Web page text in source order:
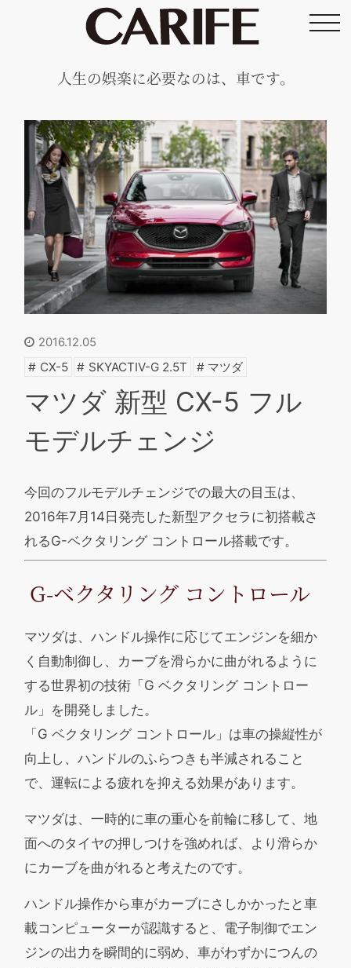
人生の娯楽に必要なのは、車です。
toggle
2016.12.05
CX-5 SKYACTIV-G 2.5T マツダ
マツダ 新型 CX-5 フル
モデルチェンジ
今回のフルモデルチェンジでの最大の目玉は、
2016年7月14日発売した新型アクセラに初搭載さ
れるG-ベクタリング コントロール搭載です。
G-ベクタリング コントロール
マツダは、ハンドル操作に応じてエンジンを細か
く自動制御し、カーブを滑らかに曲がれるように
する世界初の技術「G ベクタリング コントロー
ル」を開発しました。
「G ベクタリング コントロール」は車の操縦性が
向上し、ハンドルのふらつきも半減されること
で、運転による疲れを抑える効果があります。
マツダは、一時的に車の重心を前輪に移して、地
面へのタイヤの押しつけを強めれば、より滑らか
にカーブを曲がれると考えたのです。
ハンドル操作から車がカーブにさしかかったと車
載コンピューターが認識すると、電子制御でエン
ジンの出力を瞬間的に弱め、車がわずかにつんの